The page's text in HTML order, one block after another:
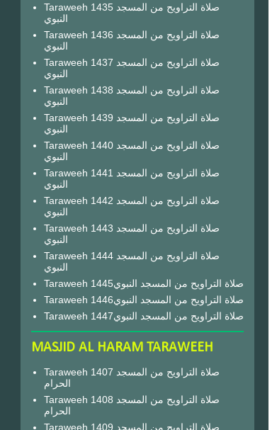
Taraweeh 1435 صلاة التراويح من المسجد
النبوي
Taraweeh 1436 صلاة التراويح من المسجد
النبوي
Taraweeh 1437 صلاة التراويح من المسجد
النبوي
Taraweeh 1438 صلاة التراويح من المسجد
النبوي
Taraweeh 1439 صلاة التراويح من المسجد
النبوي
Taraweeh 1440 صلاة التراويح من المسجد
النبوي
Taraweeh 1441 صلاة التراويح من المسجد
النبوي
Taraweeh 1442 صلاة التراويح من المسجد
النبوي
Taraweeh 1443 صلاة التراويح من المسجد
النبوي
Taraweeh 1444 صلاة التراويح من المسجد
النبوي
Taraweeh 1445صلاة التراويح من المسجد النبوي
Taraweeh 1446صلاة التراويح من المسجد النبوي
Taraweeh 1447صلاة التراويح من المسجد النبوي
MASJID AL HARAM TARAWEEH
Taraweeh 1407 صلاة التراويح من المسجد
الحرام
Taraweeh 1408 صلاة التراويح من المسجد
الحرام
Taraweeh 1409 صلاة التراويح من المسجد